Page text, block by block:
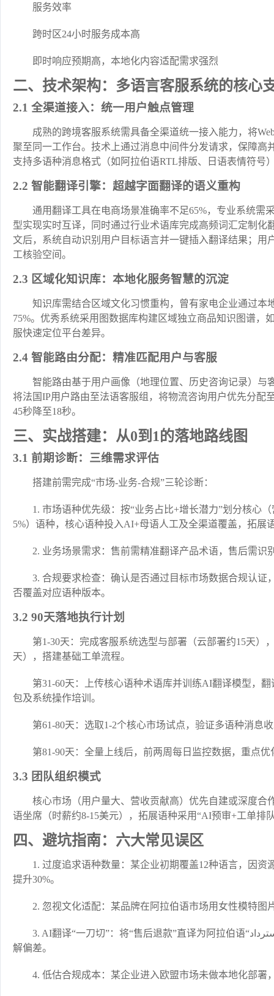
服务效率
跨时区24小时服务成本高
即时响应预期高，本地化内容适配需求强烈
二、技术架构：多语言客服系统的核心
2.1 全渠道接入：统一用户触点管理
成熟的跨境客服系统需具备全渠道统一接入能力，将
聚至同一工作台。技术上通过消息中间件分发请求，保障高
支持多语种消息格式（如阿拉伯语RTL排版、日语表情符号
2.2 智能翻译引擎：超越字面翻译的语义重构
通用翻译工具在电商场景准确率不足65%，专业系统需
型实现实时互译，同时通过行业术语库完成高频词汇定制
文后，系统自动识别用户目标语言并一键插入翻译结果；
工核验空间。
2.3 区域化知识库：本地化服务智慧的沉淀
知识库需结合区域文化习惯重构，曾有家电企业通过本
75%。优秀系统采用图数据库构建区域独立商品知识图谱，
服快速定位平台差异。
2.4 智能路由分配：精准匹配用户与客服
智能路由基于用户画像（地理位置、历史咨询记录）
将法国IP用户路由至法语客服组，将物流咨询用户优先分配
45秒降至18秒。
三、实战搭建：从0到1的落地路线图
3.1 前期诊断：三维需求评估
搭建前需完成“市场-业务-合规”三轮诊断：
1. 市场语种优先级：按“业务占比+增长潜力”划分核心
5%）语种，核心语种投入AI+母语人工及全渠道覆盖，拓
2. 业务场景需求：售前需精准翻译产品术语，售后需
3. 合规要求检查：确认是否通过目标市场数据合规认
否覆盖对应语种版本。
3.2 90天落地执行计划
第1-30天：完成客服系统选型与部署（云部署约15天）
天），搭建基础工单流程。
第31-60天：上传核心语种术语库并训练AI翻译模型，
包及系统操作培训。
第61-80天：选取1-2个核心市场试点，验证多语种消息
第81-90天：全量上线后，前两周每日监控数据，重点
3.3 团队组织模式
核心市场（用户量大、营收贡献高）优先自建或深度
语坐席（时薪约8-15美元），拓展语种采用“AI预审+工单排
四、避坑指南：六大常见误区
1. 过度追求语种数量：某企业初期覆盖12种语言，因
提升30%。
2. 忽视文化适配：某品牌在阿拉伯语市场用女性模特图
3. AI翻译“一刀切”：将“售后退款”直译为阿拉伯语“الاسترداد”，未采用当地习惯表达“الإرجاع المالي”，导致客户理
解偏差。
4. 低估合规成本：某企业进入欧盟市场未做本地化部署